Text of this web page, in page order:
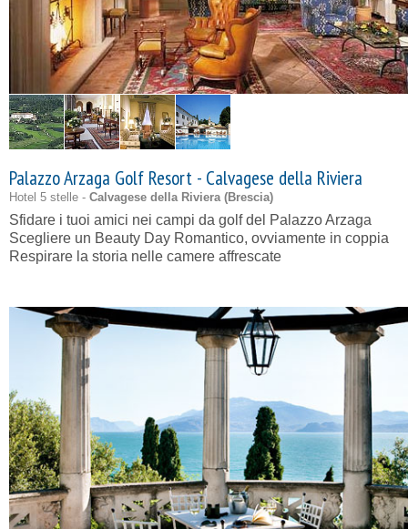
Palazzo Arzaga Golf Resort - Calvagese della Riviera
Hotel 5 stelle - Calvagese della Riviera (Brescia)
Sfidare i tuoi amici nei campi da golf del Palazzo Arzaga
Scegliere un Beauty Day Romantico, ovviamente in coppia
Respirare la storia nelle camere affrescate